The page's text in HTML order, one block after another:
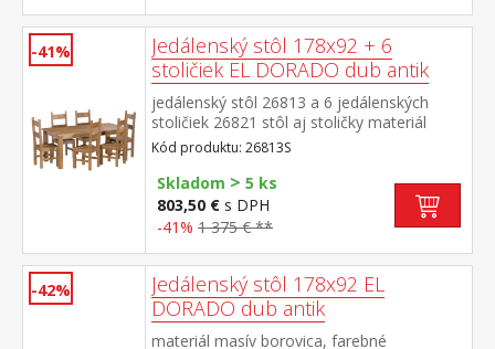
-41%
Jedálenský stôl 178x92 + 6
stoličiek EL DORADO dub antik
jedálenský stôl 26813 a 6 jedálenských
stoličiek 26821 stôl aj stoličky materiál
masív borovica, farebné prevedenie dub
antik lakované čírym lakom, vlis drevenej
štruktúry rozmer stola (š/h/v) 178 × 92 × 76
cm rozmer stoličky (š/h/v) 43 × 49 × 107
cm súčasť zostavy EL DORADO
Kód produktu: 26813S
Skladom > 5 ks
803,50 € s DPH
-41% 1 375 € **
-42%
Jedálenský stôl 178x92 EL
DORADO dub antik
materiál masív borovica, farebné